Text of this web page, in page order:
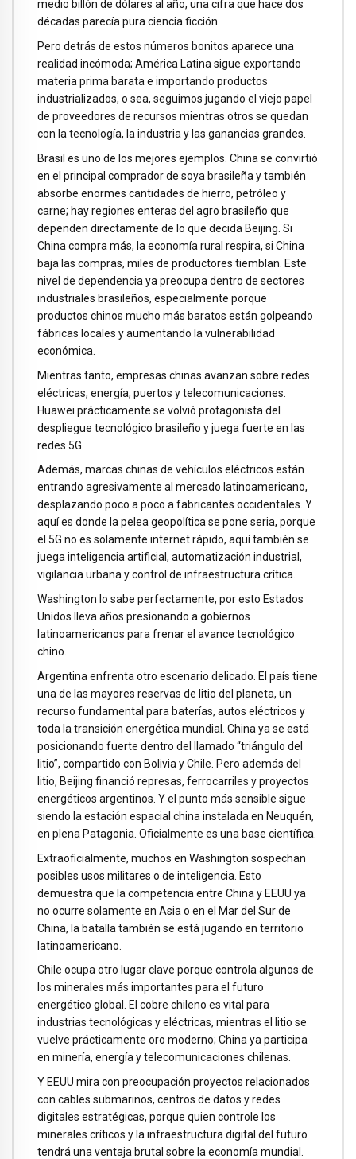
medio billón de dólares al año, una cifra que hace dos
décadas parecía pura ciencia ficción.
Pero detrás de estos números bonitos aparece una
realidad incómoda; América Latina sigue exportando
materia prima barata e importando productos
industrializados, o sea, seguimos jugando el viejo papel
de proveedores de recursos mientras otros se quedan
con la tecnología, la industria y las ganancias grandes.
Brasil es uno de los mejores ejemplos. China se convirtió
en el principal comprador de soya brasileña y también
absorbe enormes cantidades de hierro, petróleo y
carne; hay regiones enteras del agro brasileño que
dependen directamente de lo que decida Beijing. Si
China compra más, la economía rural respira, si China
baja las compras, miles de productores tiemblan. Este
nivel de dependencia ya preocupa dentro de sectores
industriales brasileños, especialmente porque
productos chinos mucho más baratos están golpeando
fábricas locales y aumentando la vulnerabilidad
económica.
Mientras tanto, empresas chinas avanzan sobre redes
eléctricas, energía, puertos y telecomunicaciones.
Huawei prácticamente se volvió protagonista del
despliegue tecnológico brasileño y juega fuerte en las
redes 5G.
Además, marcas chinas de vehículos eléctricos están
entrando agresivamente al mercado latinoamericano,
desplazando poco a poco a fabricantes occidentales. Y
aquí es donde la pelea geopolítica se pone seria, porque
el 5G no es solamente internet rápido, aquí también se
juega inteligencia artificial, automatización industrial,
vigilancia urbana y control de infraestructura crítica.
Washington lo sabe perfectamente, por esto Estados
Unidos lleva años presionando a gobiernos
latinoamericanos para frenar el avance tecnológico
chino.
Argentina enfrenta otro escenario delicado. El país tiene
una de las mayores reservas de litio del planeta, un
recurso fundamental para baterías, autos eléctricos y
toda la transición energética mundial. China ya se está
posicionando fuerte dentro del llamado “triángulo del
litio”, compartido con Bolivia y Chile. Pero además del
litio, Beijing financió represas, ferrocarriles y proyectos
energéticos argentinos. Y el punto más sensible sigue
siendo la estación espacial china instalada en Neuquén,
en plena Patagonia. Oficialmente es una base científica.
Extraoficialmente, muchos en Washington sospechan
posibles usos militares o de inteligencia. Esto
demuestra que la competencia entre China y EEUU ya
no ocurre solamente en Asia o en el Mar del Sur de
China, la batalla también se está jugando en territorio
latinoamericano.
Chile ocupa otro lugar clave porque controla algunos de
los minerales más importantes para el futuro
energético global. El cobre chileno es vital para
industrias tecnológicas y eléctricas, mientras el litio se
vuelve prácticamente oro moderno; China ya participa
en minería, energía y telecomunicaciones chilenas.
Y EEUU mira con preocupación proyectos relacionados
con cables submarinos, centros de datos y redes
digitales estratégicas, porque quien controle los
minerales críticos y la infraestructura digital del futuro
tendrá una ventaja brutal sobre la economía mundial.